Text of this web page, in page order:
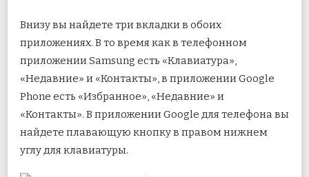
Внизу вы найдете три вкладки в обоих
приложениях. В то время как в телефонном
приложении Samsung есть «Клавиатура»,
«Недавние» и «Контакты», в приложении Google
Phone есть «Избранное», «Недавние» и
«Контакты». В приложении Google для телефона вы
найдете плавающую кнопку в правом нижнем
углу для клавиатуры.